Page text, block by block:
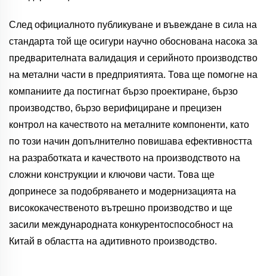
След официалното публикуване и въвеждане в сила на
стандарта той ще осигури научно обоснована насока за
предварителната валидация и серийното производство
на метални части в предприятията. Това ще помогне на
компаниите да постигнат бързо проектиране, бързо
производство, бързо верифициране и прецизен
контрол на качеството на металните компоненти, като
по този начин допълнително повишава ефективността
на разработката и качеството на производството на
сложни конструкции и ключови части. Това ще
допринесе за подобряването и модернизацията на
висококачественото вътрешно производство и ще
засили международната конкурентоспособност на
Китай в областта на адитивното производство.